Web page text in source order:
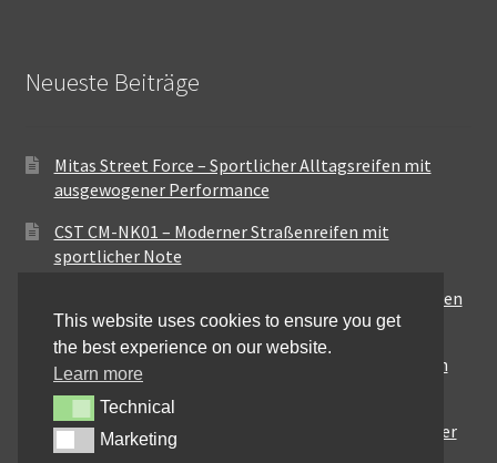
Neueste Beiträge
Mitas Street Force – Sportlicher Alltagsreifen mit
ausgewogener Performance
CST CM-NK01 – Moderner Straßenreifen mit
sportlicher Note
Maxxis MA-ST3 – Ausgewogener Sport-Touring-Reifen
für vielseitige Einsätze
Pirelli City Demon – Zuverlässigkeit für den urbanen
Alltag
Metzeler Perfect ME77 – Klassische Optik mit solider
Straßenperformance
This website uses cookies to ensure you get
the best experience on our website.
Learn more
TechnicalTechnical
MarketingMarketing